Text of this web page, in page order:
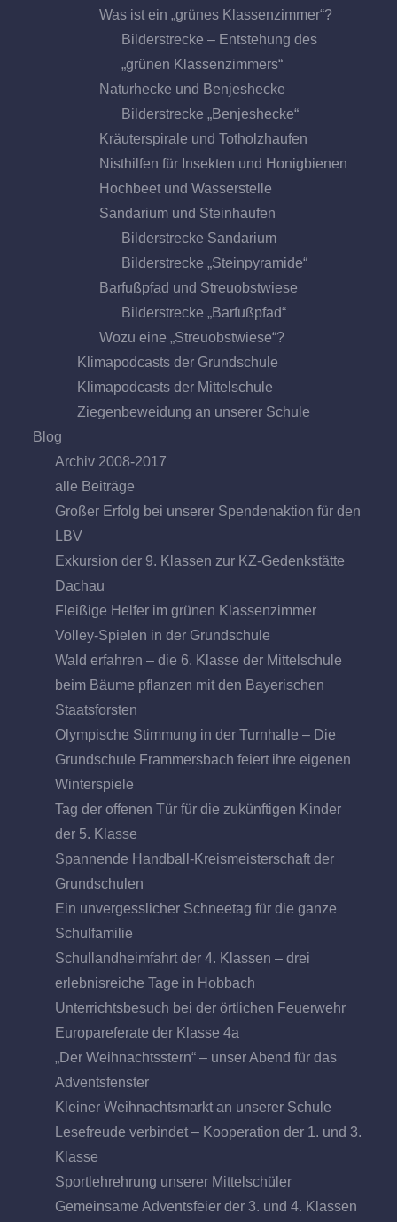
Was ist ein „grünes Klassenzimmer“?
Bilderstrecke – Entstehung des
„grünen Klassenzimmers“
Naturhecke und Benjeshecke
Bilderstrecke „Benjeshecke“
Kräuterspirale und Totholzhaufen
Nisthilfen für Insekten und Honigbienen
Hochbeet und Wasserstelle
Sandarium und Steinhaufen
Bilderstrecke Sandarium
Bilderstrecke „Steinpyramide“
Barfußpfad und Streuobstwiese
Bilderstrecke „Barfußpfad“
Wozu eine „Streuobstwiese“?
Klimapodcasts der Grundschule
Klimapodcasts der Mittelschule
Ziegenbeweidung an unserer Schule
Blog
Archiv 2008-2017
alle Beiträge
Großer Erfolg bei unserer Spendenaktion für den
LBV
Exkursion der 9. Klassen zur KZ-Gedenkstätte
Dachau
Fleißige Helfer im grünen Klassenzimmer
Volley-Spielen in der Grundschule
Wald erfahren – die 6. Klasse der Mittelschule
beim Bäume pflanzen mit den Bayerischen
Staatsforsten
Olympische Stimmung in der Turnhalle – Die
Grundschule Frammersbach feiert ihre eigenen
Winterspiele
Tag der offenen Tür für die zukünftigen Kinder
der 5. Klasse
Spannende Handball-Kreismeisterschaft der
Grundschulen
Ein unvergesslicher Schneetag für die ganze
Schulfamilie
Schullandheimfahrt der 4. Klassen – drei
erlebnisreiche Tage in Hobbach
Unterrichtsbesuch bei der örtlichen Feuerwehr
Europareferate der Klasse 4a
„Der Weihnachtsstern“ – unser Abend für das
Adventsfenster
Kleiner Weihnachtsmarkt an unserer Schule
Lesefreude verbindet – Kooperation der 1. und 3.
Klasse
Sportlehrehrung unserer Mittelschüler
Gemeinsame Adventsfeier der 3. und 4. Klassen